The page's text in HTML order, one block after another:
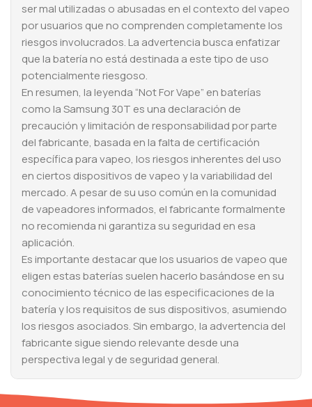
ser mal utilizadas o abusadas en el contexto del vapeo
por usuarios que no comprenden completamente los
riesgos involucrados. La advertencia busca enfatizar
que la batería no está destinada a este tipo de uso
potencialmente riesgoso.
En resumen, la leyenda “Not For Vape” en baterías
como la Samsung 30T es una declaración de
precaución y limitación de responsabilidad por parte
del fabricante, basada en la falta de certificación
específica para vapeo, los riesgos inherentes del uso
en ciertos dispositivos de vapeo y la variabilidad del
mercado. A pesar de su uso común en la comunidad
de vapeadores informados, el fabricante formalmente
no recomienda ni garantiza su seguridad en esa
aplicación.
Es importante destacar que los usuarios de vapeo que
eligen estas baterías suelen hacerlo basándose en su
conocimiento técnico de las especificaciones de la
batería y los requisitos de sus dispositivos, asumiendo
los riesgos asociados. Sin embargo, la advertencia del
fabricante sigue siendo relevante desde una
perspectiva legal y de seguridad general.